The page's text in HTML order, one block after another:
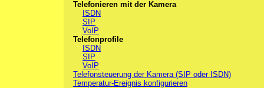
Telefonieren mit der Kamera
ISDN
SIP
VoIP
Telefonprofile
ISDN
SIP
VoIP
Telefonsteuerung der Kamera (SIP oder ISDN)
Temperatur-Ereignis konfigurieren